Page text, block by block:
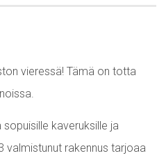
vieressä! Tämä on totta
kaveruksille ja
valmistunut rakennus tarjoaa